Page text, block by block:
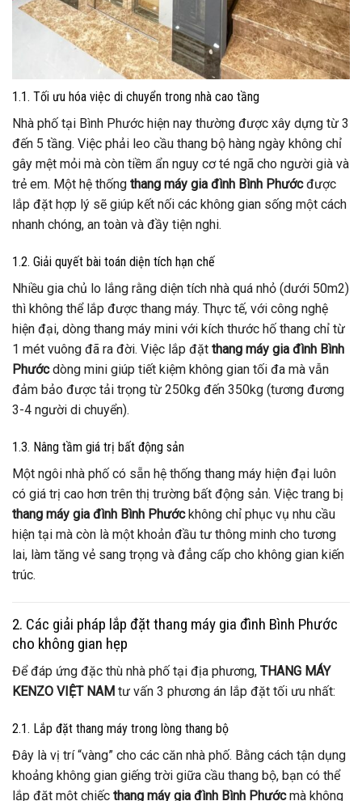
1.1. Tối ưu hóa việc di chuyển trong nhà cao tầng
Nhà phố tại Bình Phước hiện nay thường được xây dựng từ 3
đến 5 tầng. Việc phải leo cầu thang bộ hàng ngày không chỉ
gây mệt mỏi mà còn tiềm ẩn nguy cơ té ngã cho người già và
trẻ em. Một hệ thống thang máy gia đình Bình Phướcđược
lắp đặt hợp lý sẽ giúp kết nối các không gian sống một cách
nhanh chóng, an toàn và đầy tiện nghi.
1.2. Giải quyết bài toán diện tích hạn chế
Nhiều gia chủ lo lắng rằng diện tích nhà quá nhỏ (dưới 50m2)
thì không thể lắp được thang máy. Thực tế, với công nghệ
hiện đại, dòng thang máy mini với kích thước hố thang chỉ từ
1 mét vuông đã ra đời. Việc lắp đặt thang máy gia đình Bình
Phướcdòng mini giúp tiết kiệm không gian tối đa mà vẫn
đảm bảo được tải trọng từ 250kg đến 350kg (tương đương
3-4 người di chuyển).
1.3. Nâng tầm giá trị bất động sản
Một ngôi nhà phố có sẵn hệ thống thang máy hiện đại luôn
có giá trị cao hơn trên thị trường bất động sản. Việc trang bị
thang máy gia đình Bình Phướckhông chỉ phục vụ nhu cầu
hiện tại mà còn là một khoản đầu tư thông minh cho tương
lai, làm tăng vẻ sang trọng và đẳng cấp cho không gian kiến
trúc.
2. Các giải pháp lắp đặt thang máy gia đình Bình Phước
cho không gian hẹp
Để đáp ứng đặc thù nhà phố tại địa phương, THANG MÁY
KENZO VIỆT NAM tư vấn 3 phương án lắp đặt tối ưu nhất:
2.1. Lắp đặt thang máy trong lòng thang bộ
Đây là vị trí “vàng” cho các căn nhà phố. Bằng cách tận dụng
khoảng không gian giếng trời giữa cầu thang bộ, bạn có thể
lắp đặt một chiếc thang máy gia đình Bình Phướcmà không